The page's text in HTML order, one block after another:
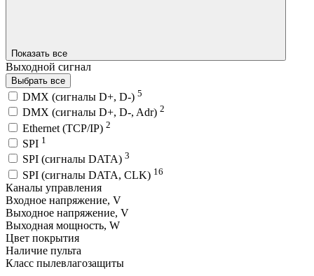
Показать все
Выходной сигнал
Выбрать все
DMX (сигналы D+, D-) 5
DMX (сигналы D+, D-, Adr) 2
Ethernet (TCP/IP) 2
SPI 1
SPI (сигналы DATA) 3
SPI (сигналы DATA, CLK) 16
Каналы управления
Входное напряжение, V
Выходное напряжение, V
Выходная мощность, W
Цвет покрытия
Наличие пульта
Класс пылевлагозащиты